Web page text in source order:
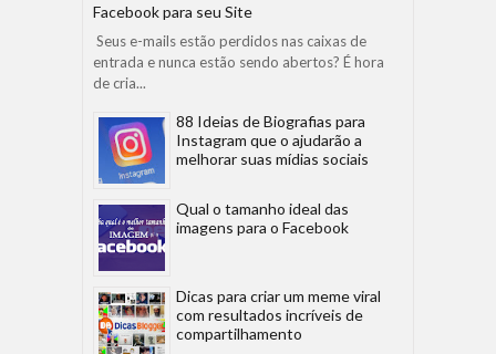
Facebook para seu Site
Seus e-mails estão perdidos nas caixas de
entrada e nunca estão sendo abertos? É hora
de cria...
88 Ideias de Biografias para
Instagram que o ajudarão a
melhorar suas mídias sociais
Qual o tamanho ideal das
imagens para o Facebook
Dicas para criar um meme viral
com resultados incríveis de
compartilhamento